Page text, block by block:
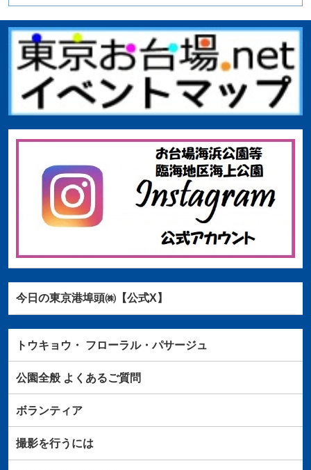
今日の東京港埠頭㈱【公式X】
トウキョウ・ フローラル・パサージュ
公園全般よくあるご質問
ボランティア
撮影を行うには